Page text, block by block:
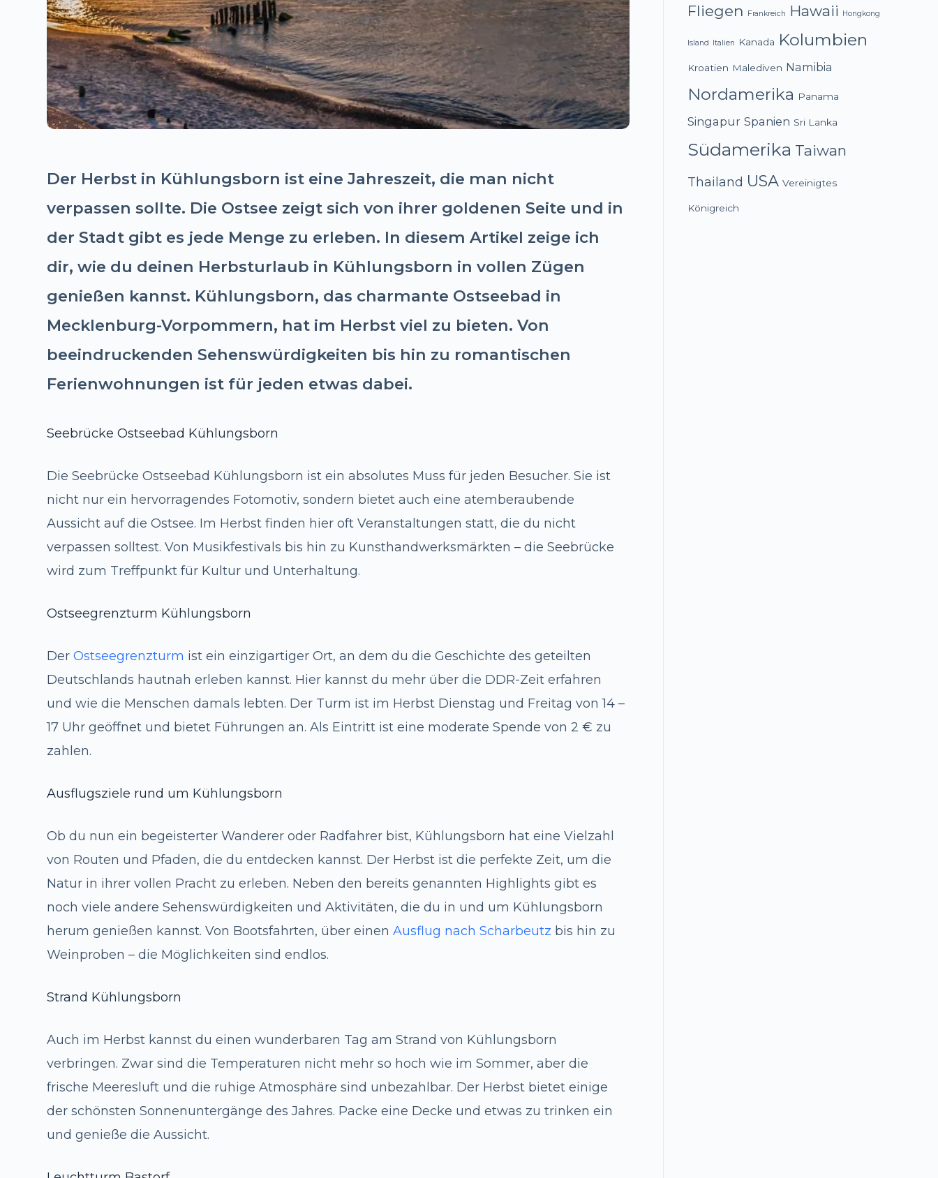
Der Herbst in Kühlungsborn ist eine Jahreszeit, die man nicht
verpassen sollte. Die Ostsee zeigt sich von ihrer goldenen Seite und in
der Stadt gibt es jede Menge zu erleben. In diesem Artikel zeige ich
dir, wie du deinen Herbsturlaub in Kühlungsborn in vollen Zügen
genießen kannst. Kühlungsborn, das charmante Ostseebad in
Mecklenburg-Vorpommern, hat im Herbst viel zu bieten. Von
beeindruckenden Sehenswürdigkeiten bis hin zu romantischen
Ferienwohnungen ist für jeden etwas dabei.
Seebrücke Ostseebad Kühlungsborn
Die Seebrücke Ostseebad Kühlungsborn ist ein absolutes Muss für jeden Besucher. Sie ist
nicht nur ein hervorragendes Fotomotiv, sondern bietet auch eine atemberaubende
Aussicht auf die Ostsee. Im Herbst finden hier oft Veranstaltungen statt, die du nicht
verpassen solltest. Von Musikfestivals bis hin zu Kunsthandwerksmärkten – die Seebrücke
wird zum Treffpunkt für Kultur und Unterhaltung.
Ostseegrenzturm Kühlungsborn
DerOstseegrenzturm ist ein einzigartiger Ort, an dem du die Geschichte des geteilten
Deutschlands hautnah erleben kannst. Hier kannst du mehr über die DDR-Zeit erfahren
und wie die Menschen damals lebten. Der Turm ist im Herbst Dienstag und Freitag von 14 –
17 Uhr geöffnet und bietet Führungen an. Als Eintritt ist eine moderate Spende von 2 € zu
zahlen.
Ausflugsziele rund um Kühlungsborn
Ob du nun ein begeisterter Wanderer oder Radfahrer bist, Kühlungsborn hat eine Vielzahl
von Routen und Pfaden, die du entdecken kannst. Der Herbst ist die perfekte Zeit, um die
Natur in ihrer vollen Pracht zu erleben. Neben den bereits genannten Highlights gibt es
noch viele andere Sehenswürdigkeiten und Aktivitäten, die du in und um Kühlungsborn
herum genießen kannst. Von Bootsfahrten, über einenAusflug nach Scharbeutz bis hin zu
Weinproben – die Möglichkeiten sind endlos.
Strand Kühlungsborn
Auch im Herbst kannst du einen wunderbaren Tag am Strand von Kühlungsborn
verbringen. Zwar sind die Temperaturen nicht mehr so hoch wie im Sommer, aber die
frische Meeresluft und die ruhige Atmosphäre sind unbezahlbar. Der Herbst bietet einige
der schönsten Sonnenuntergänge des Jahres. Packe eine Decke und etwas zu trinken ein
und genieße die Aussicht.
Fliegen Frankreich Hawaii Hongkong
Island Italien Kanada Kolumbien
Kroatien Malediven Namibia
Nordamerika Panama
Singapur Spanien Sri Lanka
Südamerika Taiwan
Thailand USA Vereinigtes
Königreich